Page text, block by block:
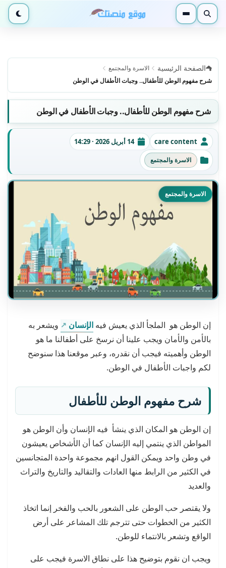
بحث القائمة الوضع
الصفحة الرئيسية
الاسرة والمجتمع
شرح مفهوم الوطن للأطفال.. وجبات الأطفال في الوطن
شرح مفهوم الوطن للأطفال.. وجبات الأطفال في الوطن
الكاتبcare content تاريخ النشر
14 أبريل 2026 · 14:29
التصنيفاتالاسرة والمجتمع
الاسرة والمجتمع
إن الوطن هو الملجأ الذي يعيش فيه الإنسان
ويشعر به
بالأمن والأمان ويجب علينا أن نرسخ على أطفالنا ما هو
الوطن وأهميته فيجب أن نقدره، وعبر موقعنا هذا سنوضح
لكم واجبات الأطفال في الوطن.
شرح مفهوم الوطن للأطفال
إن الوطن هو المكان الذي ينشأ فيه الإنسان وأن الوطن هو
المواطن الذي ينتمي إليه الإنسان كما أن الأشخاص يعيشون
في وطن واحد ويمكن القول انهم مجموعة واحدة المتجانسين
في الكثير من الرابط منها العادات والتقاليد والتاريخ والتراث
والعديد
ولا يقتصر حب الوطن على الشعور بالحب والفخر إنما اتخاذ
الكثير من الخطوات حتى تترجم تلك المشاعر على أرض
الواقع وتشعر بالانتماء للوطن.
ويجب ان نقوم بتوضيح هذا على نطاق الاسرة فيجب على